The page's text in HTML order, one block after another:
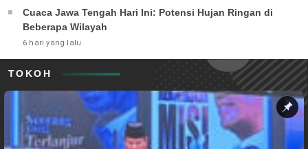
Cuaca Jawa Tengah Hari Ini: Potensi Hujan Ringan di
Beberapa Wilayah
6 hari yang lalu
TOKOH